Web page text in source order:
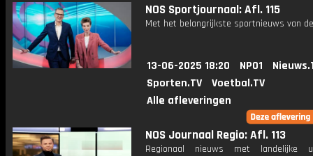
NOS Sportjournaal: Afl. 115
Met het belangrijkste sportnieuws van
13-06-2025 18:20 NPO1
Sporten.TV
Voetbal.TV
Alle afleveringen
NOS Journaal Regio: Afl. 113
Regionaal nieuws met landelijke